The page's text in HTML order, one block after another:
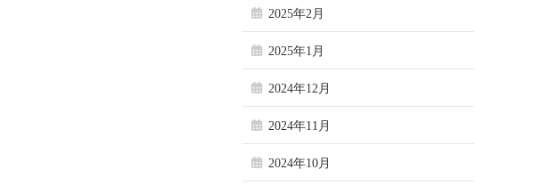
2025年2月
2025年1月
2024年12月
2024年11月
2024年10月